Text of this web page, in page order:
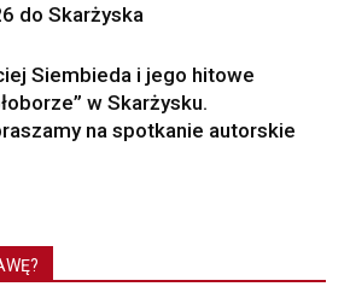
do Skarżyska
Siembieda i jego hitowe
w Skarżysku.
na spotkanie autorskie